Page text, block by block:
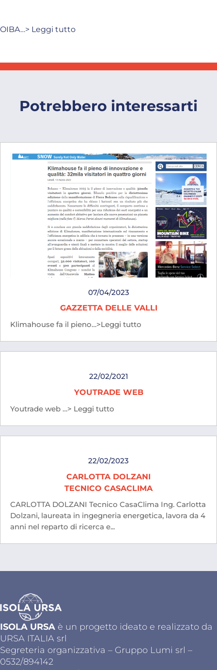
OIBA…> Leggi tutto
Potrebbero interessarti
07/04/2023
GAZZETTA DELLE VALLI
Klimahouse fa il pieno…>Leggi tutto
22/02/2021
YOUTRADE WEB
Youtrade web …> Leggi tutto
22/02/2023
CARLOTTA DOLZANI
TECNICO CASACLIMA
CARLOTTA DOLZANI Tecnico CasaClima Ing. Carlotta
Dolzani, laureata in ingegneria energetica, lavora da 4
anni nel reparto di ricerca e...
ISOLA URSA è un progetto ideato e realizzato da
URSA ITALIA srl
Segreteria organizzativa – Gruppo Lumi srl –
0532/894142